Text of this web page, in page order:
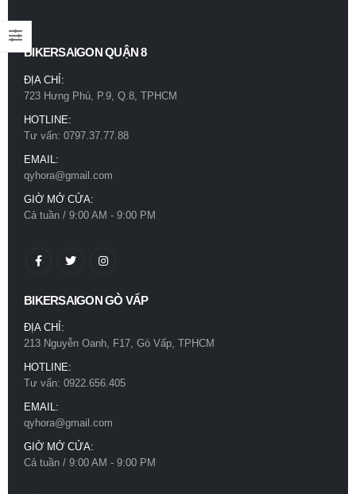
0out of 5
780.000
BIKERSAIGON QUẬN 8
ĐỊA CHỈ:
723 Hưng Phú, P.9, Q.8, TPHCM
HOTLINE:
Tư vấn: 0797.37.77.88
EMAIL:
qyhora@gmail.com
GIỜ MỞ CỬA:
Cả tuần / 9:00 AM - 9:00 PM
BIKERSAIGON GÒ VẤP
ĐỊA CHỈ:
213 Nguyễn Oanh, F17, Gò Vấp, TPHCM
HOTLINE:
Tư vấn: 0922.656.405
EMAIL:
qyhora@gmail.com
GIỜ MỞ CỬA:
Cả tuần / 9:00 AM - 9:00 PM